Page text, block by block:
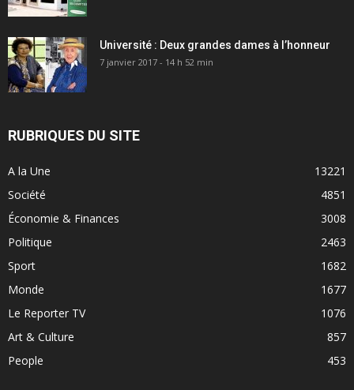
Université : Deux grandes dames à l’honneur
7 janvier 2017 - 14 h 52 min
RUBRIQUES DU SITE
A la Une
13221
Société
4851
Économie & Finances
3008
Politique
2463
Sport
1682
Monde
1677
Le Reporter TV
1076
Art & Culture
857
People
453